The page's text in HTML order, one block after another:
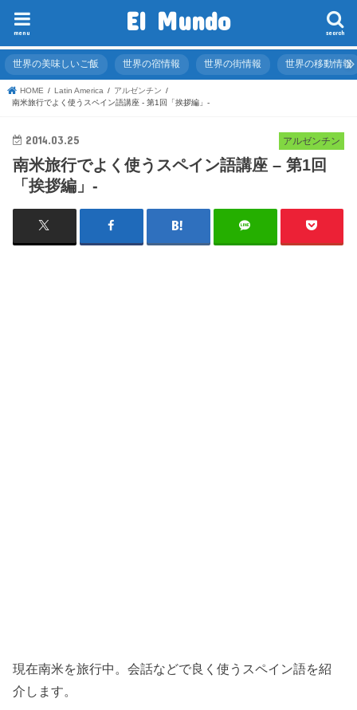
El Mundo search
menu
世界の美味しいご飯 世界の宿情報 世界の街情報 世界の移動情報
HOME Latin America
アルゼンチン
南米旅行でよく使うスペイン語講座 - 第1回「挨拶編」-
アルゼンチン
2014.03.25
南米旅行でよく使うスペイン語講座 – 第1回
「挨拶編」-
現在南米を旅行中。会話などで良く使うスペイン語を紹
介します。